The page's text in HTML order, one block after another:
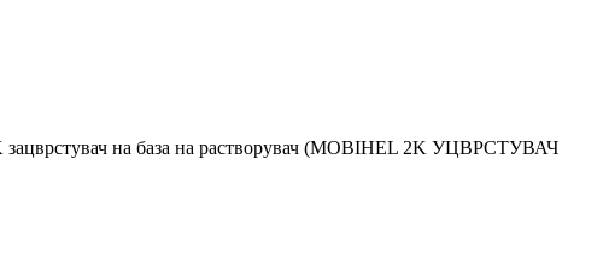
на база на растворувач (MOBIHEL 2K УЦВРСТУВАЧ